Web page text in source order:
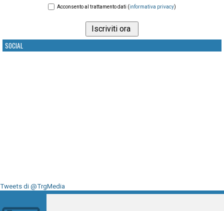
Acconsento al trattamento dati (informativa privacy)
SOCIAL
Tweets di @TrgMedia